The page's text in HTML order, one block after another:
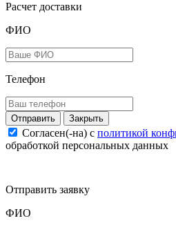
Расчет доставки
ФИО
Телефон
Закрыть
Согласен(-на) c политикой
обработкой персональных данных
Отправить заявку
ФИО